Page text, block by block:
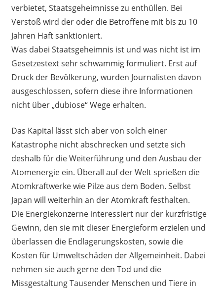
verbietet, Staatsgeheimnisse zu enthüllen. Bei
Verstoß wird der oder die Betroffene mit bis zu 10
Jahren Haft sanktioniert.
Was dabei Staatsgeheimnis ist und was nicht ist im
Gesetzestext sehr schwammig formuliert. Erst auf
Druck der Bevölkerung, wurden Journalisten davon
ausgeschlossen, sofern diese ihre Informationen
nicht über „dubiose“ Wege erhalten.
Das Kapital lässt sich aber von solch einer
Katastrophe nicht abschrecken und setzte sich
deshalb für die Weiterführung und den Ausbau der
Atomenergie ein. Überall auf der Welt sprießen die
Atomkraftwerke wie Pilze aus dem Boden. Selbst
Japan will weiterhin an der Atomkraft festhalten.
Die Energiekonzerne interessiert nur der kurzfristige
Gewinn, den sie mit dieser Energieform erzielen und
überlassen die Endlagerungskosten, sowie die
Kosten für Umweltschäden der Allgemeinheit. Dabei
nehmen sie auch gerne den Tod und die
Missgestaltung Tausender Menschen und Tiere in